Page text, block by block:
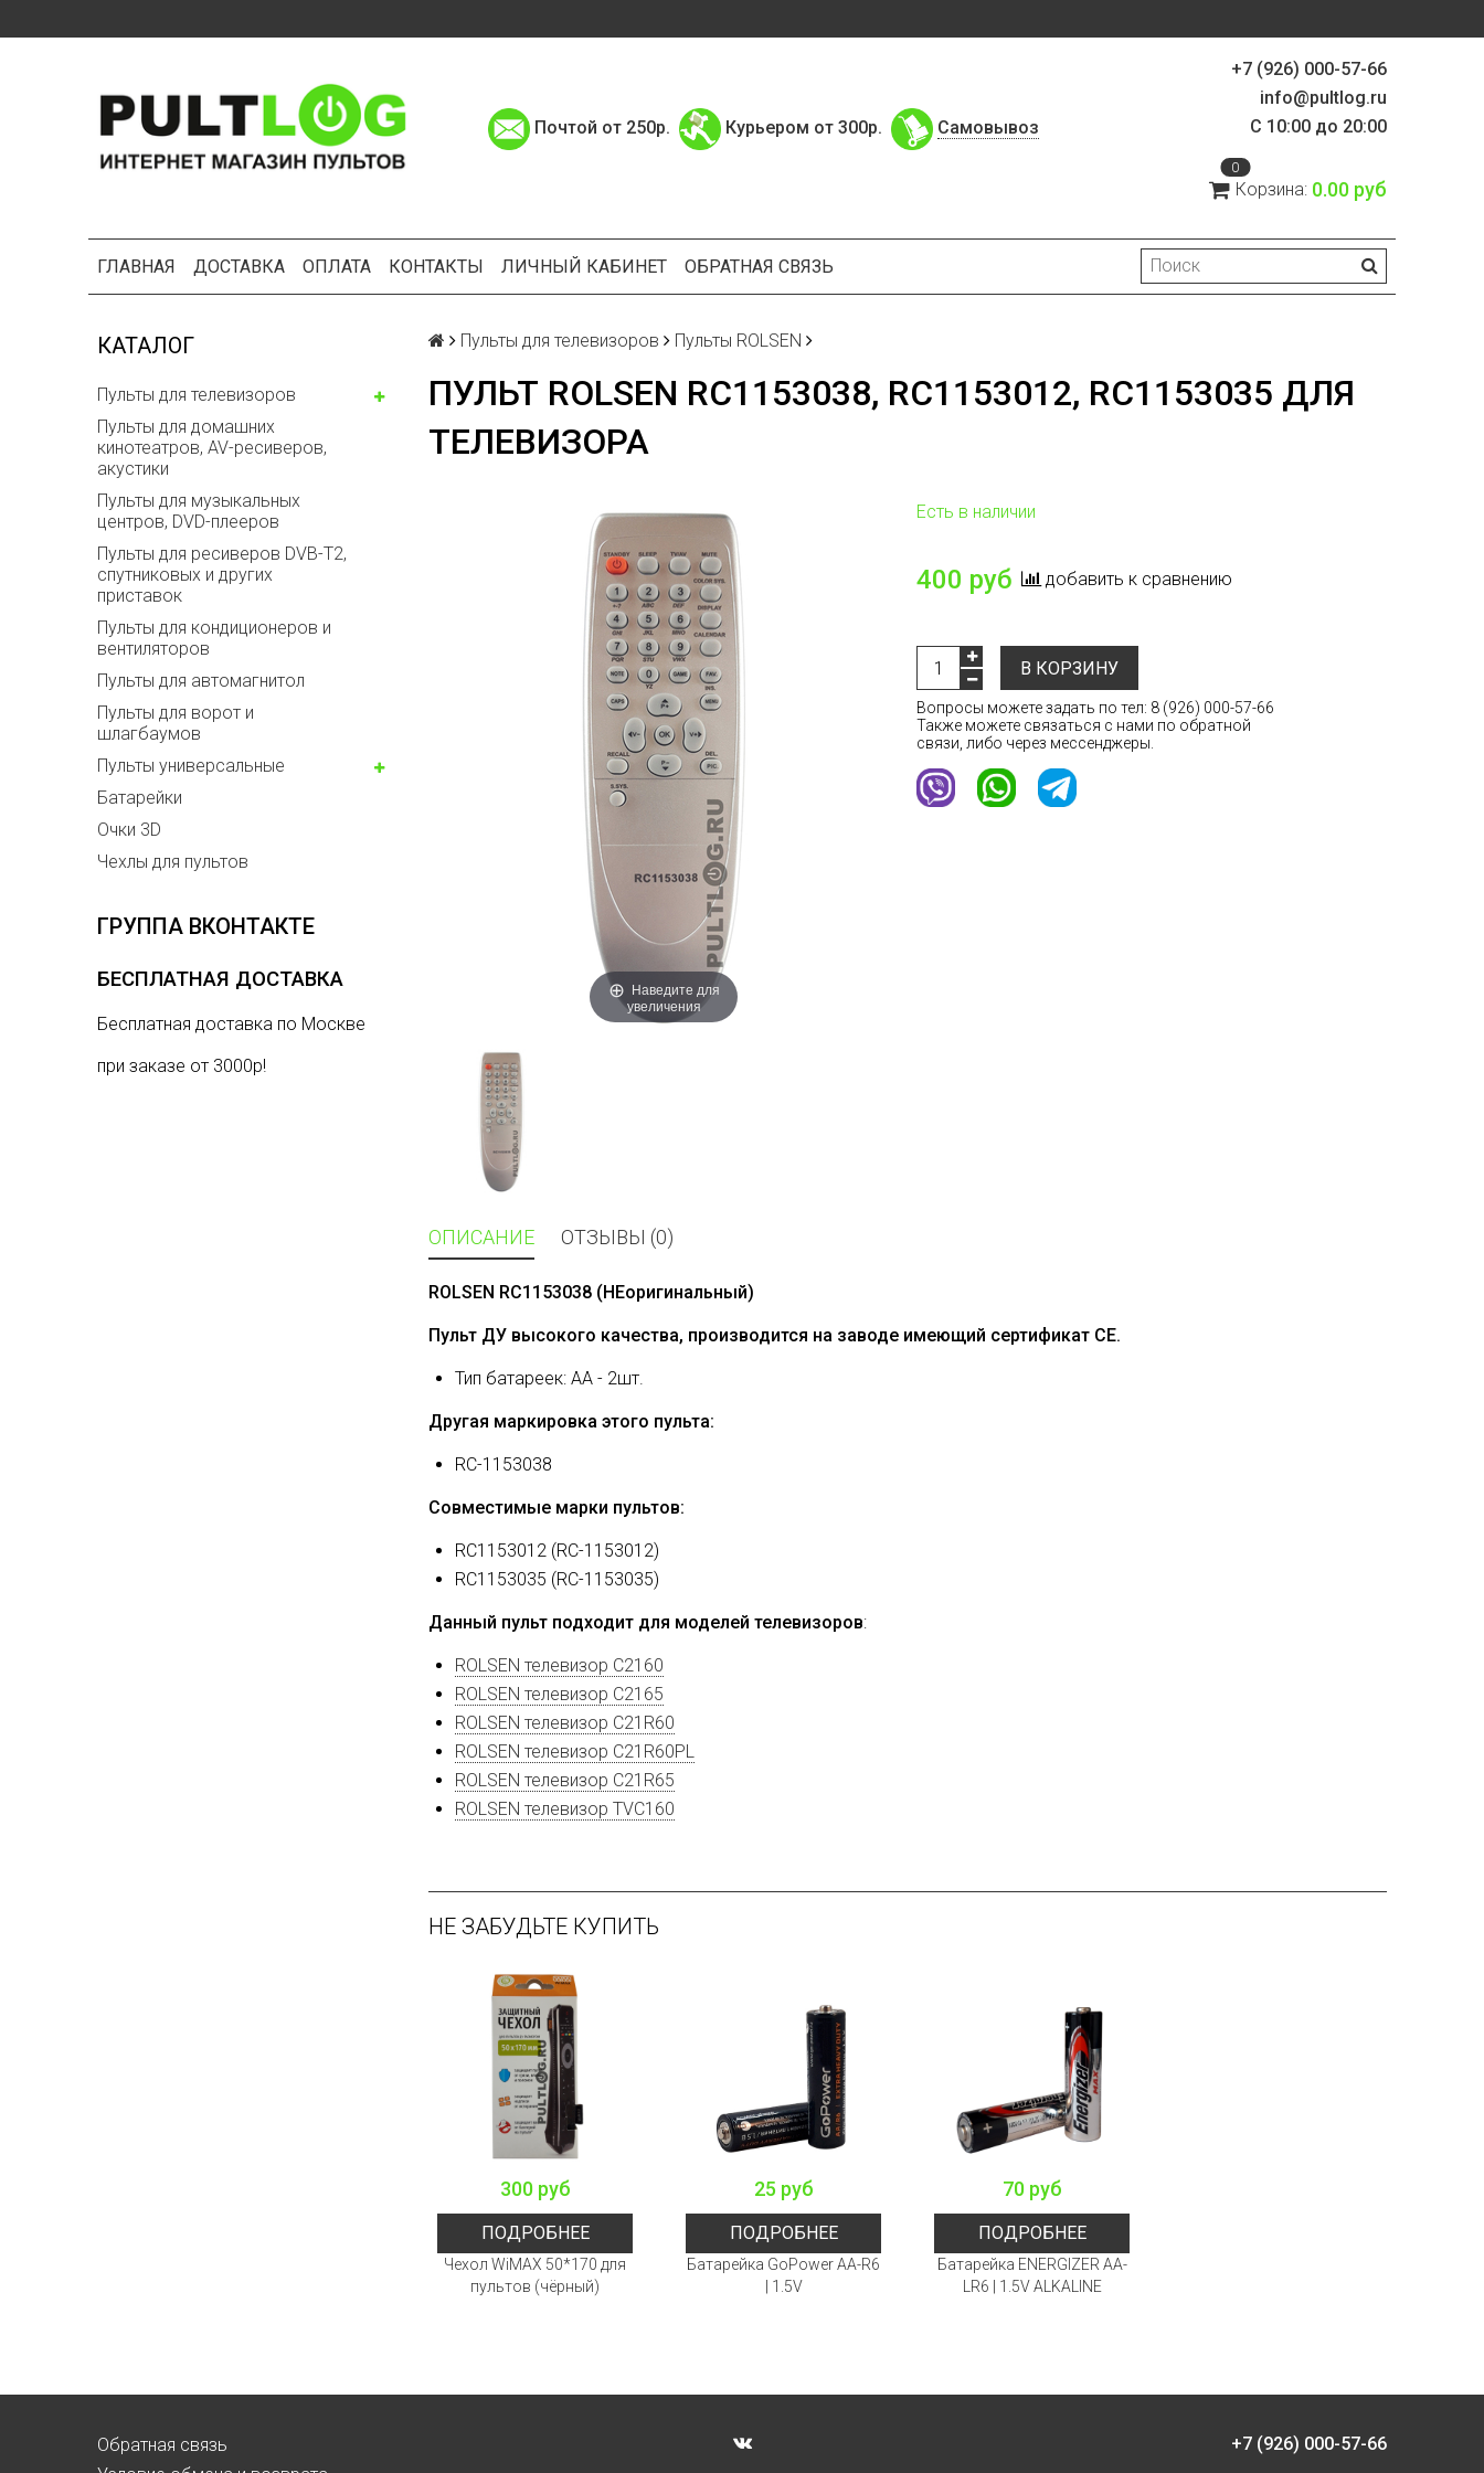
Почтой от 250р. Курьером от 300р. Самовывоз
+7 (926) 000-57-66
info@pultlog.ru
С 10:00 до 20:00
0
Корзина: 0.00 руб
ГЛАВНАЯ ДОСТАВКА ОПЛАТА КОНТАКТЫ ЛИЧНЫЙ КАБИНЕТ ОБРАТНАЯ СВЯЗЬ
КАТАЛОГ
Пульты для телевизоров
Пульты для домашних
кинотеатров, AV-ресиверов,
акустики
Пульты для музыкальных
центров, DVD-плееров
Пульты для ресиверов DVB-T2,
спутниковых и других
приставок
Пульты для кондиционеров и
вентиляторов
Пульты для автомагнитол
Пульты для ворот и
шлагбаумов
Пульты универсальные
Батарейки
Очки 3D
Чехлы для пультов
ГРУППА ВКОНТАКТЕ
БЕСПЛАТНАЯ ДОСТАВКА
Бесплатная доставка по Москве
при заказе от 3000р!
Пульты для телевизоров Пульты ROLSEN
ПУЛЬТ ROLSEN RC1153038, RC1153012, RC1153035 ДЛЯ
ТЕЛЕВИЗОРА
Наведите для
увеличения
Есть в наличии
400 руб добавить к сравнению
В КОРЗИНУ
Вопросы можете задать по тел: 8 (926) 000-57-66
Также можете связаться с нами по обратной
связи, либо через мессенджеры.
ОПИСАНИЕ ОТЗЫВЫ (0)
ROLSEN RC1153038 (НЕоригинальный)
Пульт ДУ высокого качества, производится на заводе имеющий сертификат CE.
Тип батареек: AA - 2шт.
Другая маркировка этого пульта:
RC-1153038
Совместимые марки пультов:
RC1153012 (RC-1153012)
RC1153035 (RC-1153035)
Данный пульт подходит для моделей телевизоров:
ROLSEN телевизор C2160
ROLSEN телевизор C2165
ROLSEN телевизор C21R60
ROLSEN телевизор C21R60PL
ROLSEN телевизор C21R65
ROLSEN телевизор TVC160
НЕ ЗАБУДЬТЕ КУПИТЬ
300 руб
ПОДРОБНЕЕ
Чехол WiMAX 50*170 для
пультов (чёрный)
25 руб
ПОДРОБНЕЕ
Батарейка GoPower AA-R6
| 1.5V
70 руб
ПОДРОБНЕЕ
Батарейка ENERGIZER AA-
LR6 | 1.5V ALKALINE
Обратная связь
+7 (926) 000-57-66